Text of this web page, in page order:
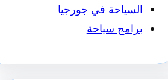
السياحة في جورجيا
برامج سياحة